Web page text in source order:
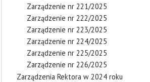
Zarządzenie nr 221/2025
Zarządzenie nr 222/2025
Zarządzenie nr 223/2025
Zarządzenie nr 224/2025
Zarządzenie nr 225/2025
Zarządzenie nr 226/2025
Zarządzenia Rektora w 2024 roku